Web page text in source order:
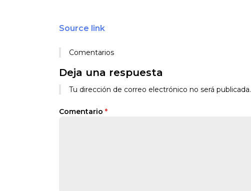
Source link
Comentarios
Deja una respuesta
Tu dirección de correo electrónico no será publicada.
Comentario *